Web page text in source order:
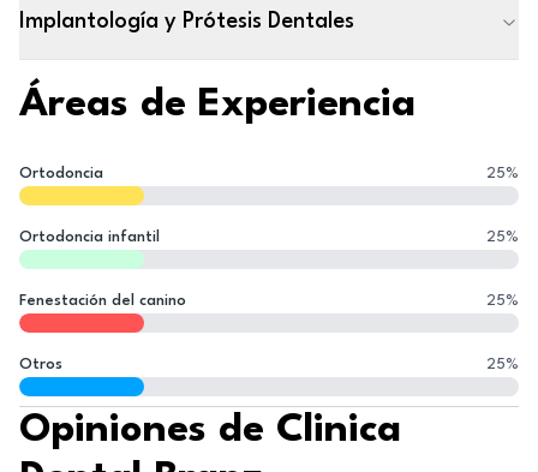
Implantología y Prótesis Dentales
Áreas de Experiencia
Ortodoncia 25%
Ortodoncia infantil 25%
Fenestación del canino 25%
Otros 25%
Opiniones de Clinica